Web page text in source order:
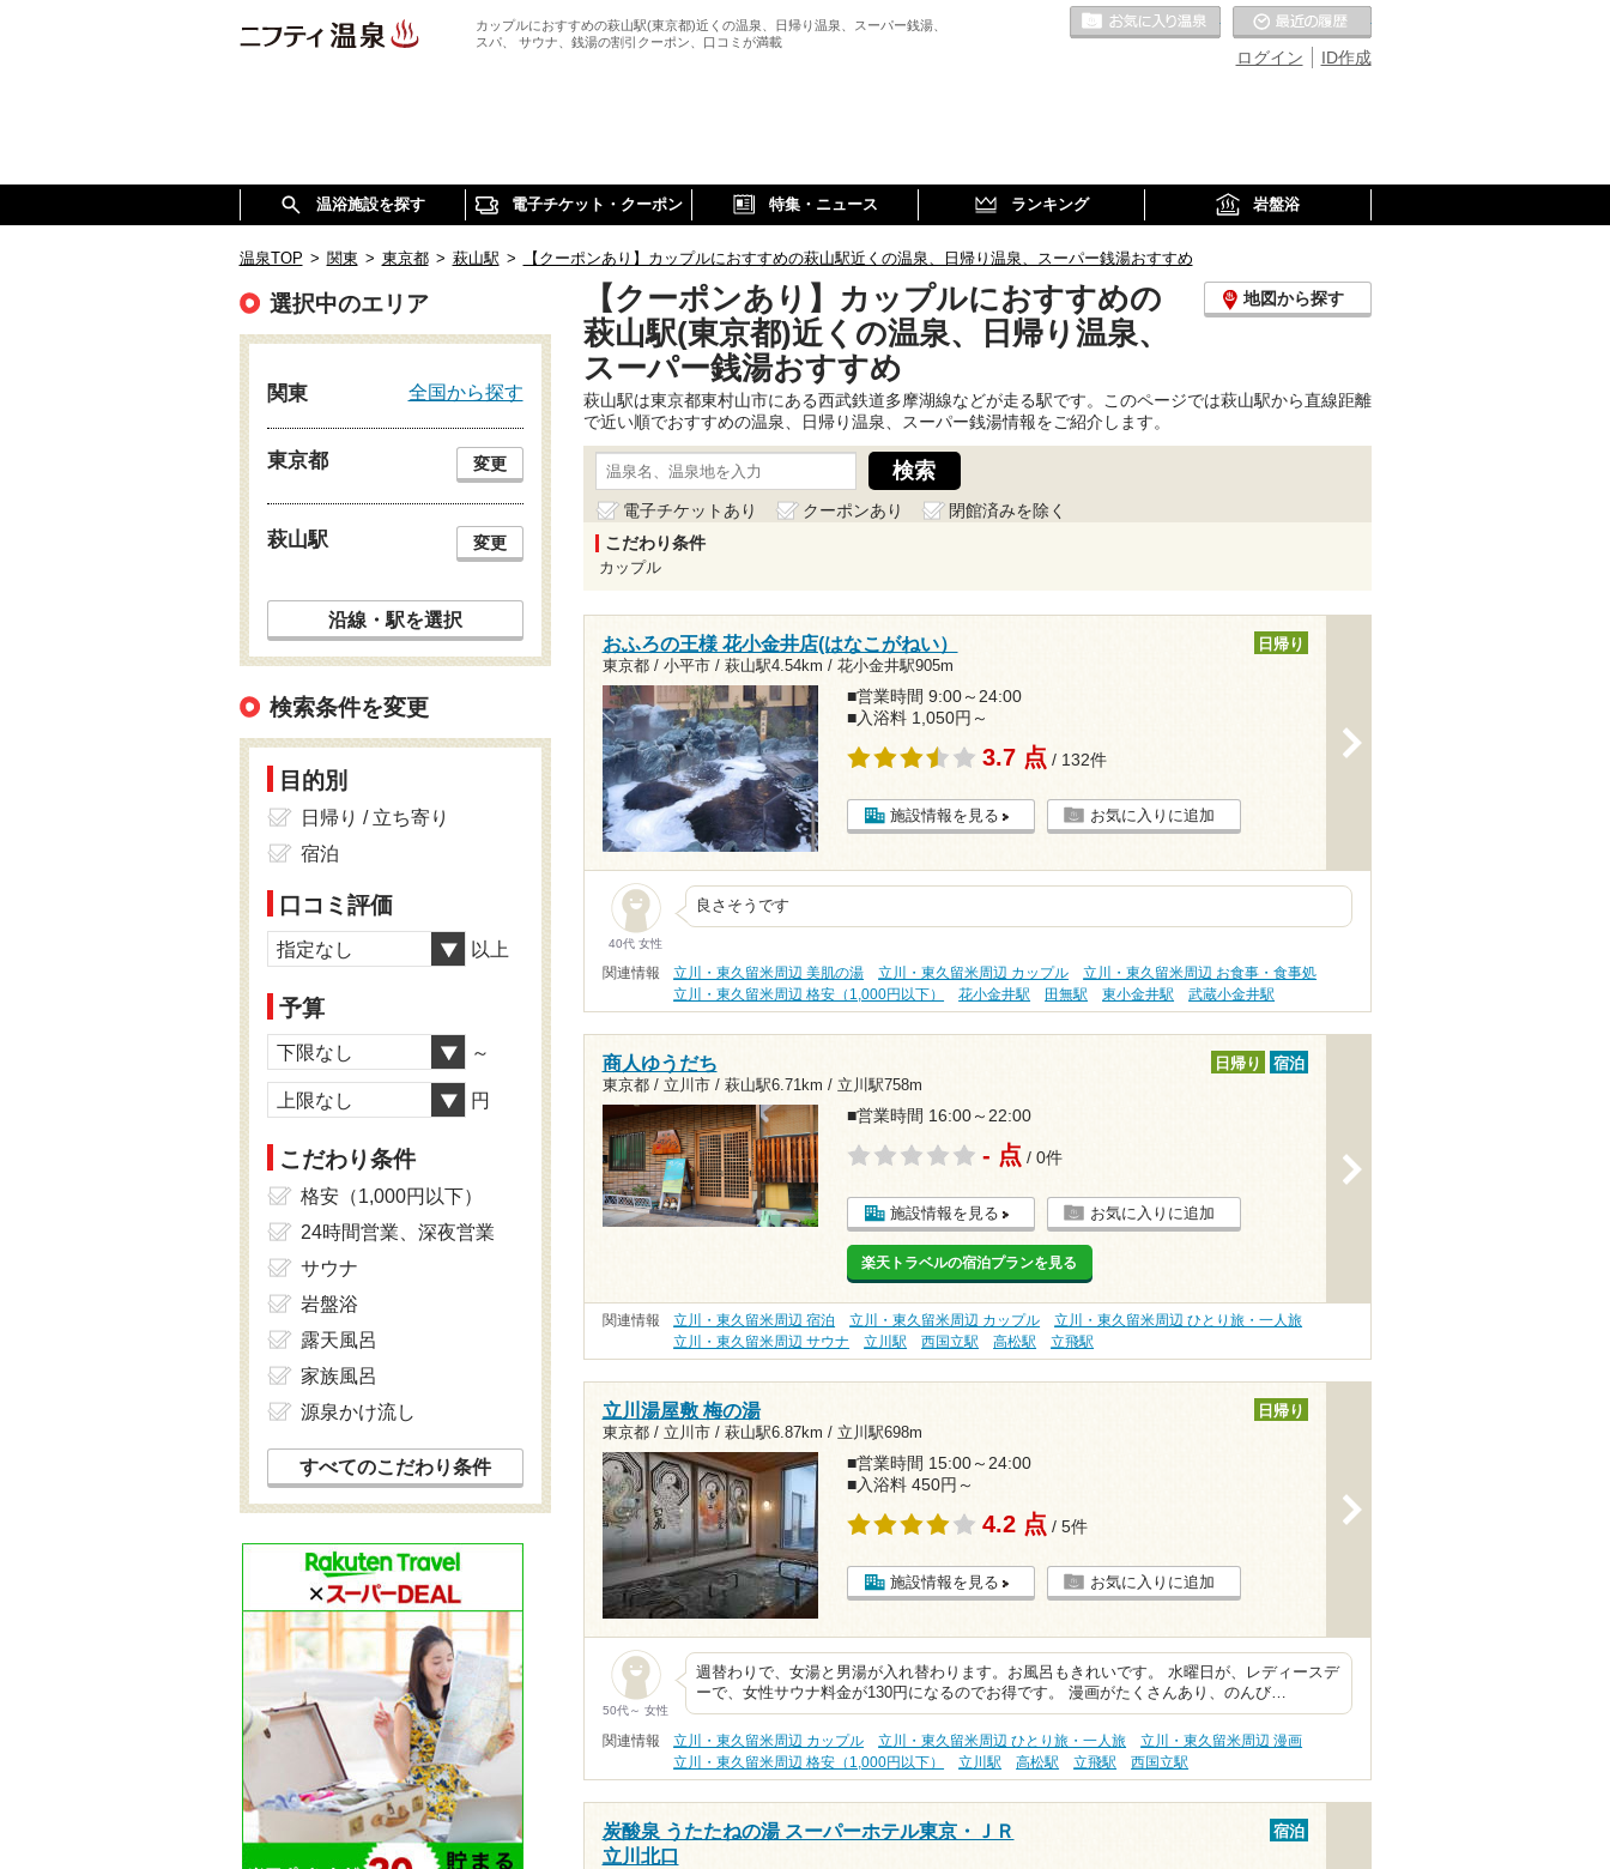
カップルにおすすめの萩山駅(東京都)近くの温泉、日帰り温泉、スーパー銭湯、
スパ、 サウナ、銭湯の割引クーポン、口コミが満載
ID作成
ログイン
お気に入りの温泉
温浴施設を探す 電子チケット・クーポン 特集・ニュース ランキング 岩盤浴
温泉TOP > 関東 > 東京都 > 萩山駅 > 【クーポンあり】カップルにおすすめの萩山駅近くの温泉、日帰り温泉、スーパー銭湯おすすめ
【クーポンあり】カップルにおすすめの
萩山駅(東京都)近くの温泉、日帰り温泉、
スーパー銭湯おすすめ
地図から探す
萩山駅は東京都東村山市にある西武鉄道多摩湖線などが走る駅です。このページでは萩山駅から直線距離
で近い順でおすすめの温泉、日帰り温泉、スーパー銭湯情報をご紹介します。
電子チケットあり クーポンあり
閉館済みを除く
こだわり条件
カップル
おふろの王様 花小金井店(はなこがねい）
東京都 / 小平市 / 萩山駅4.54km / 花小金井駅905m
日帰り
■営業時間 9:00～24:00
■入浴料 1,050円～
3.7 点 / 132件
施設情報を見る お気に入りに追加
40代 女性
良さそうです
関連情報 立川・東久留米周辺 美肌の湯 立川・東久留米周辺 カップル
立川・東久留米周辺 お食事・食事処
立川・東久留米周辺 格安（1,000円以下）
花小金井駅 田無駅 東小金井駅 武蔵小金井駅
商人ゆうだち
東京都 / 立川市 / 萩山駅6.71km / 立川駅758m
日帰り 宿泊
■営業時間 16:00～22:00
- 点 / 0件
施設情報を見る お気に入りに追加
楽天トラベルの宿泊プランを見る
関連情報 立川・東久留米周辺 宿泊 立川・東久留米周辺 カップル
立川・東久留米周辺 ひとり旅・一人旅
立川・東久留米周辺 サウナ
立川駅 西国立駅 高松駅 立飛駅
立川湯屋敷 梅の湯
東京都 / 立川市 / 萩山駅6.87km / 立川駅698m
日帰り
■営業時間 15:00～24:00
■入浴料 450円～
4.2 点 / 5件
施設情報を見る お気に入りに追加
50代～ 女性
週替わりで、女湯と男湯が入れ替わります。お風呂もきれいです。 水曜日が、レディースデ
ーで、女性サウナ料金が130円になるのでお得です。 漫画がたくさんあり、のんび…
関連情報 立川・東久留米周辺 カップル 立川・東久留米周辺 ひとり旅・一人旅
立川・東久留米周辺 漫画
立川・東久留米周辺 格安（1,000円以下）
立川駅 高松駅 立飛駅 西国立駅
炭酸泉 うたたねの湯 スーパーホテル東京・ＪＲ
立川北口
宿泊
選択中のエリア
関東 全国から探す
東京都 変更
萩山駅 変更
沿線・駅を選択
検索条件を変更
目的別
日帰り / 立ち寄り
宿泊
口コミ評価
指定なし 以上
予算
下限なし ～
上限なし 円
こだわり条件
格安（1,000円以下）
24時間営業、深夜営業
サウナ
岩盤浴
露天風呂
家族風呂
源泉かけ流し
すべてのこだわり条件